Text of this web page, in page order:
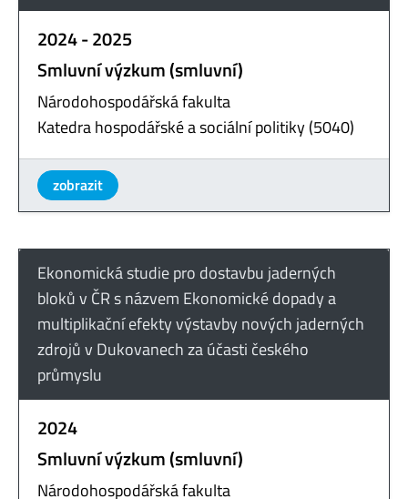
2024 - 2025
Smluvní výzkum (smluvní)
Národohospodářská fakulta
Katedra hospodářské a sociální politiky (5040)
zobrazit
Ekonomická studie pro dostavbu jaderných
bloků v ČR s názvem Ekonomické dopady a
multiplikační efekty výstavby nových jaderných
zdrojů v Dukovanech za účasti českého
průmyslu
2024
Smluvní výzkum (smluvní)
Národohospodářská fakulta